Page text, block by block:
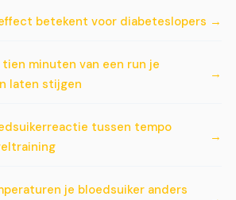
betekent voor diabeteslopers
minuten van een run je
laten stijgen
tussen tempo
je bloedsuiker anders